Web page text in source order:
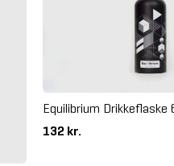
Equilibrium Drikkeflaske
132 kr.